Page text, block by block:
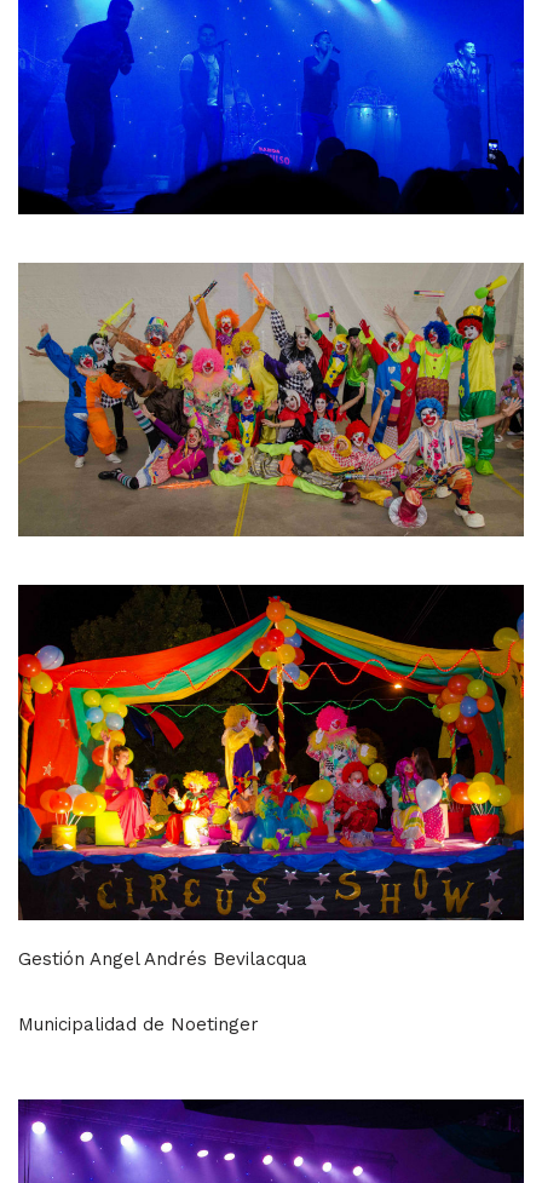
Gestión Angel Andrés Bevilacqua
Municipalidad de Noetinger